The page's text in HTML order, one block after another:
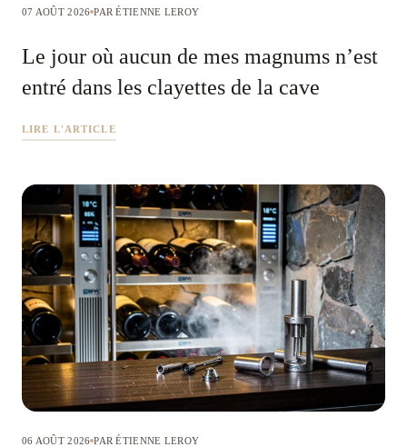
07 AOÛT 2026 PAR ÉTIENNE LEROY
Le jour où aucun de mes magnums n’est
entré dans les clayettes de la cave
LIRE L'ARTICLE
06 AOÛT 2026 PAR ÉTIENNE LEROY